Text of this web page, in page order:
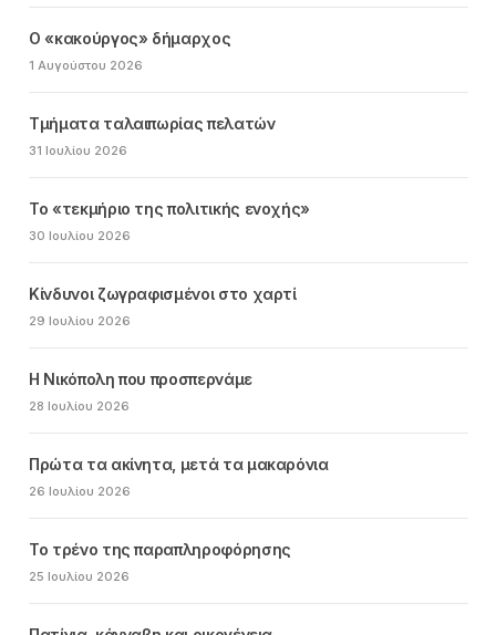
Ο «κακούργος» δήμαρχος
1 Αυγούστου 2026
Τμήματα ταλαιπωρίας πελατών
31 Ιουλίου 2026
Το «τεκμήριο της πολιτικής ενοχής»
30 Ιουλίου 2026
Κίνδυνοι ζωγραφισμένοι στο χαρτί
29 Ιουλίου 2026
Η Νικόπολη που προσπερνάμε
28 Ιουλίου 2026
Πρώτα τα ακίνητα, μετά τα μακαρόνια
26 Ιουλίου 2026
Το τρένο της παραπληροφόρησης
25 Ιουλίου 2026